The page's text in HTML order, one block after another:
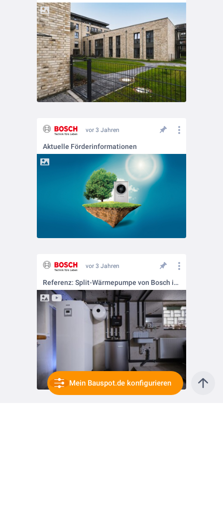
vor 3 Jahren
Aktuelle Förderinformationen
vor 3 Jahren
Referenz: Split-Wärmepumpe von Bosch in 242 Jahre altem Bauernhaus
Mein Bauspot.de konfigurieren